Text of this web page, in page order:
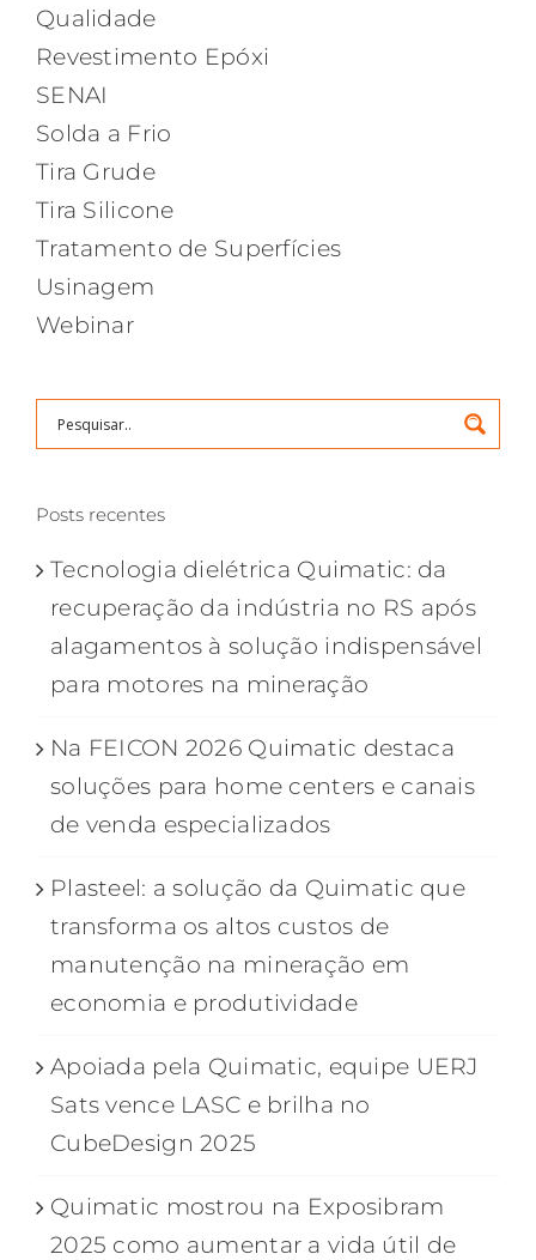
Qualidade
Revestimento Epóxi
SENAI
Solda a Frio
Tira Grude
Tira Silicone
Tratamento de Superfícies
Usinagem
Webinar
Posts recentes
Tecnologia dielétrica Quimatic: da
recuperação da indústria no RS após
alagamentos à solução indispensável
para motores na mineração
Na FEICON 2026 Quimatic destaca
soluções para home centers e canais
de venda especializados
Plasteel: a solução da Quimatic que
transforma os altos custos de
manutenção na mineração em
economia e produtividade
Apoiada pela Quimatic, equipe UERJ
Sats vence LASC e brilha no
CubeDesign 2025
Quimatic mostrou na Exposibram
2025 como aumentar a vida útil de